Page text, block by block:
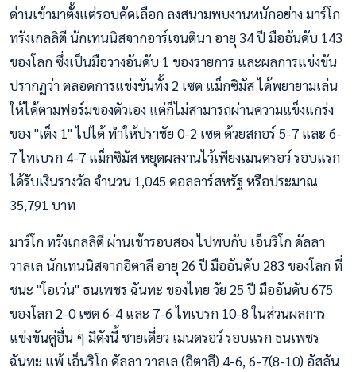
ด่านเข้ามาตั้งแต่รอบคัดเลือก ลงสนามพบงานหนักอย่าง มาร์โก
ทรังเกลลิตี นักเทนนิสจากอาร์เจนตินา อายุ 34 ปี มืออันดับ 143
ของโลก ซึ่งเป็นมือวางอันดับ 1 ของรายการ และผลการแข่งขัน
ปรากฏว่า ตลอดการแข่งขันทั้ง 2 เซต แม็กซิมัส ได้พยายามเล่น
ให้ได้ตามฟอร์มของตัวเอง แต่ก็ไม่สามารถผ่านความแข็งแกร่ง
ของ "เต็ง 1" ไปได้ ทำให้ปราชัย 0-2 เซต ด้วยสกอร์ 5-7 และ 6-
7 ไทเบรก 4-7 แม็กซิมัส หยุดผลงานไว้เพียงเมนดรอว์ รอบแรก
ได้รับเงินรางวัล จำนวน 1,045 ดอลลาร์สหรัฐ หรือประมาณ
35,791 บาท
มาร์โก ทรังเกลลิตี ผ่านเข้ารอบสอง ไปพบกับ เอ็นริโก ดัลลา
วาลเล นักเทนนิสจากอิตาลี อายุ 26 ปี มืออันดับ 283 ของโลก ที่
ชนะ "โอเว่น" ธนเพชร ฉันทะ ของไทย วัย 25 ปี มืออันดับ 675
ของโลก 2-0 เซต 6-4 และ 7-6 ไทเบรก 10-8 ในส่วนผลการ
แข่งขันคู่อื่น ๆ มีดังนี้ ชายเดี่ยว เมนดรอว์ รอบแรก ธนเพชร
ฉันทะ แพ้ เอ็นริโก ดัลลา วาลเล (อิตาลี) 4-6, 6-7(8-10) อัสลัน